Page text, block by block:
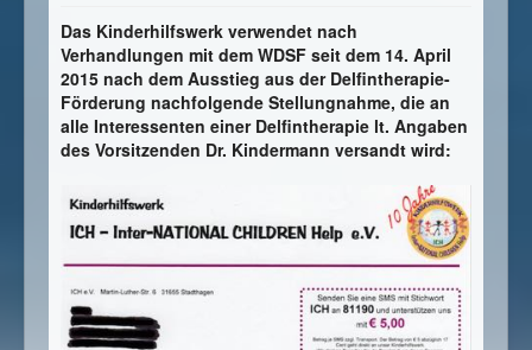
Das Kinderhilfswerk verwendet nach
Verhandlungen mit dem WDSF seit dem 14. April
2015 nach dem Ausstieg aus der Delfintherapie-
Förderung nachfolgende Stellungnahme, die an
alle Interessenten einer Delfintherapie lt. Angaben
des Vorsitzenden Dr. Kindermann versandt wird: